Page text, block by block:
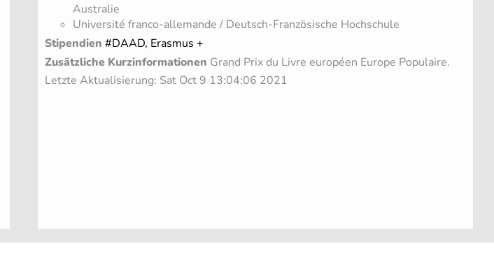
Australie
Université franco-allemande / Deutsch-Französische Hochschule
Stipendien #DAAD, Erasmus +
Zusätzliche Kurzinformationen Grand Prix du Livre européen Europe Populaire.
Letzte Aktualisierung: Sat Oct 9 13:04:06 2021